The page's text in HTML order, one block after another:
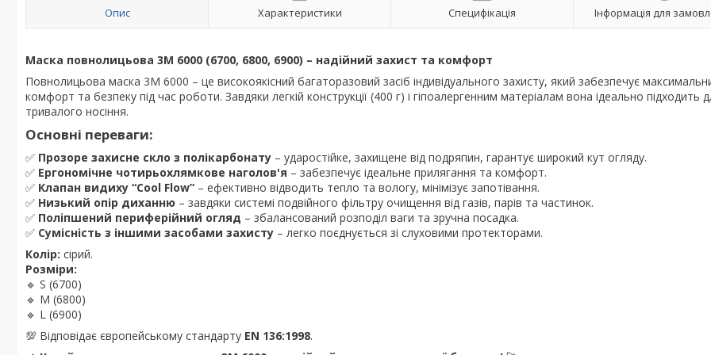
Опис Характеристики Специфікація Інформація для
Маска повнолицьова 3M 6000 (6700, 6800, 6900) – надійний захист та комфорт
Повнолицьова маска 3M 6000 – це високоякісний багаторазовий засіб індивідуального захисту, який забезпечує
комфорт та безпеку під час роботи. Завдяки легкій конструкції (400 г) і гіпоалергенним матеріалам вона ідеально підходить
тривалого носіння.
Основні переваги:
✅ Прозоре захисне скло з полікарбонату – ударостійке, захищене від подряпин, гарантує широкий кут огляду.
✅ Ергономічне чотирьохлямкове наголов'я – забезпечує ідеальне прилягання та комфорт.
✅ Клапан видиху “Cool Flow” – ефективно відводить тепло та вологу, мінімізує запотівання.
✅ Низький опір диханню – завдяки системі подвійного фільтру очищення від газів, парів та частинок.
✅ Поліпшений периферійний огляд – збалансований розподіл ваги та зручна посадка.
✅ Сумісність з іншими засобами захисту – легко поєднується зі слуховими протекторами.
Колір: сірий.
Розміри:
🔹 S (6700)
🔹 M (6800)
🔹 L (6900)
💯 Відповідає європейському стандарту EN 136:1998.